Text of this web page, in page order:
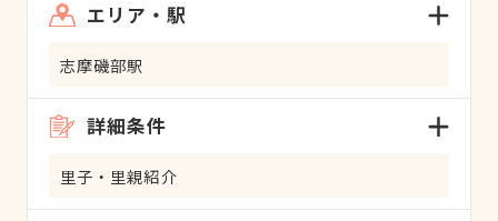
エリア・駅
志摩磯部駅
詳細条件
里子・里親紹介